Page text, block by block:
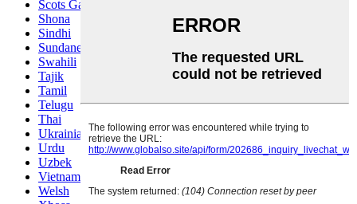
Scots Gaelic
Shona
Sindhi
Sundanese
Swahili
Tajik
Tamil
Telugu
Thai
Ukrainian
Urdu
Uzbek
Vietnamese
Welsh